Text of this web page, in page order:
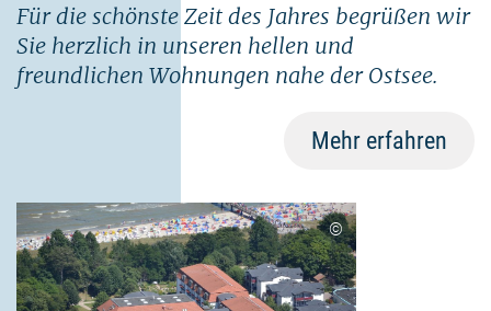
Für die schönste Zeit des Jahres begrüßen wir
Sie herzlich in unseren hellen und
freundlichen Wohnungen nahe der Ostsee.
Mehr erfahren
©